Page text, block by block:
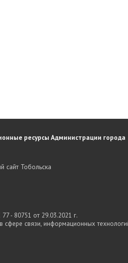
ресурсы Администрации города
сайт Тобольска
- 80751 от 29.03.2021 г.
связи, информационных